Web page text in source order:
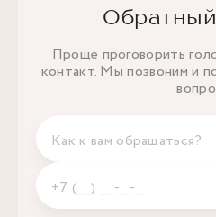
Проще проговорить
контакт. Мы позвоним и